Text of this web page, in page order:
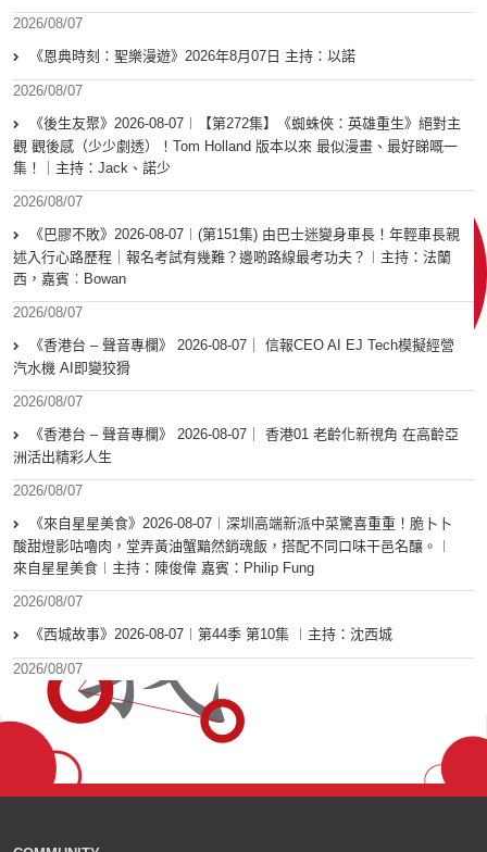
2026/08/07
《恩典時刻：聖樂漫遊》2026年8月07日 主持：以諾
2026/08/07
《後生友聚》2026-08-07︱【第272集】《蜘蛛俠：英雄重生》絕對主
觀 觀後感（少少劇透）！Tom Holland 版本以來 最似漫畫、最好睇嘅一
集！｜主持：Jack、諾少
2026/08/07
《巴膠不敗》2026-08-07︱(第151集) 由巴士迷變身車長！年輕車長親
述入行心路歷程｜報名考試有幾難？邊啲路線最考功夫？︱主持：法蘭
西，嘉賓︰Bowan
2026/08/07
《香港台 – 聲音專欄》 2026-08-07｜ 信報CEO AI EJ Tech模擬經營
汽水機 AI即變狡猾
2026/08/07
《香港台 – 聲音專欄》 2026-08-07｜ 香港01 老齡化新視角 在高齡亞
洲活出精彩人生
2026/08/07
《來自星星美食》2026-08-07︱深圳高端新派中菜驚喜重重！脆卜卜
酸甜燈影咕嚕肉，堂弄黃油蟹黯然銷魂飯，搭配不同口味干邑名釀。︱
來自星星美食︱主持：陳俊偉 嘉賓：Philip Fung
2026/08/07
《西城故事》2026-08-07︱第44季 第10集 ︱主持：沈西城
2026/08/07